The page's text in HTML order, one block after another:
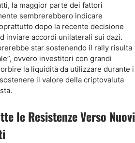
la maggior parte dei fattori
sembrerebbero indicare
dopo la recente decisione
inviare accordi unilaterali sui dazi.
star sostenendo il rally risulta
ovvero investitori con grandi
la liquidità da utilizzare durante i
il valore della criptovaluta
le Resistenze Verso Nuovi